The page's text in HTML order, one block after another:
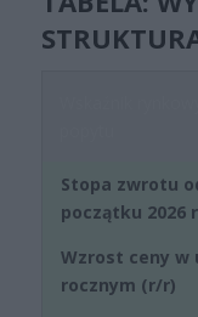
Stopa zwrotu
początku 2026
Wzrost ceny w
rocznym (r/r)